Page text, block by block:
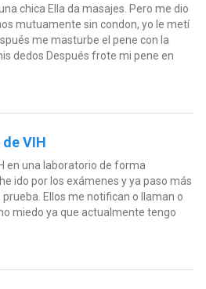
chica Ella da masajes. Pero me dio
mutuamente sin condon, yo le metí
me masturbe el pene con la
dedos Después frote mi pene en
VIH
en una laboratorio de forma
ido por los exámenes y ya paso más
Ellos me notifican o llaman o
miedo ya que actualmente tengo